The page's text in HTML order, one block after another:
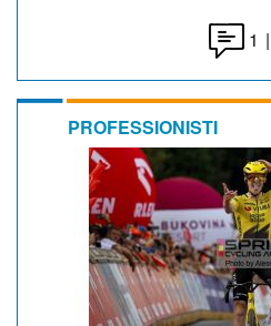
1 |
PROFESSIONISTI